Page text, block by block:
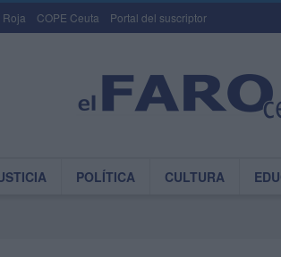
Roja COPE Ceuta Portal del suscriptor
POLÍTICA CULTURA